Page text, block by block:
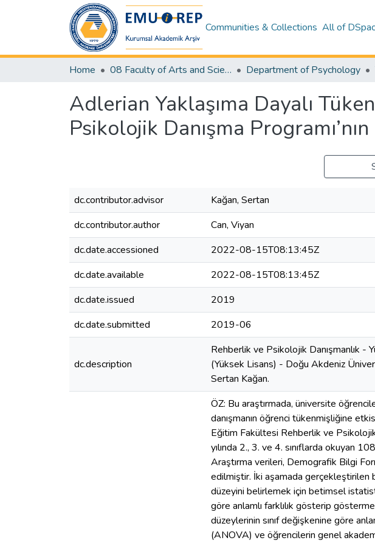
Communities & Collections All of
Home 08 Faculty of Arts and Sciences Department of Psychology
Adlerian Yaklaşıma Dayalı
Psikolojik Danışma
dc.contributor.advisor
Kağan, Sertan
dc.contributor.author
Can, Viyan
dc.date.accessioned
2022-08-15T08:13:45Z
dc.date.available
2022-08-15T08:13:45Z
dc.date.issued
2019
dc.date.submitted
2019-06
dc.description
Rehberlik ve Psikolojik Danışmanlık -
(Yüksek Lisans) - Doğu Akdeniz
Sertan Kağan.
ÖZ: Bu araştırmada, üniversite
danışmanın öğrenci tükenmişliğine
Eğitim Fakültesi Rehberlik ve
yılında 2., 3. ve 4. sınıflarda okuyan
Araştırma verileri, Demografik Bilgi
edilmiştir. İki aşamada gerçekleştirilen
düzeyini belirlemek için betimsel
göre anlamlı farklılık gösterip
düzeylerinin sınıf değişkenine göre
(ANOVA) ve öğrencilerin genel